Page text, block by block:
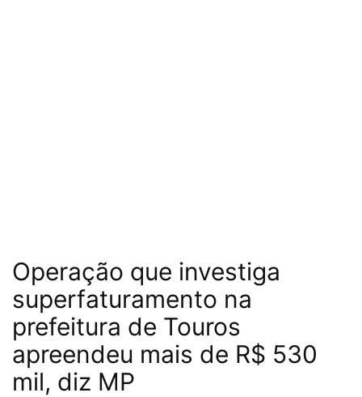
Operação que investiga
superfaturamento na
prefeitura de Touros
apreendeu mais de R$ 530
mil, diz MP